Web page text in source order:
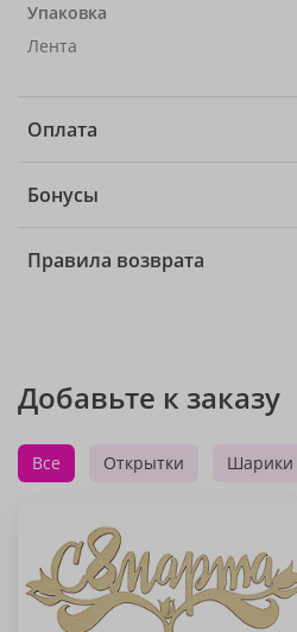
Упаковка
Лента
Оплата
Бонусы
Правила возврата
Добавьте к заказу
Все Открытки Шарики